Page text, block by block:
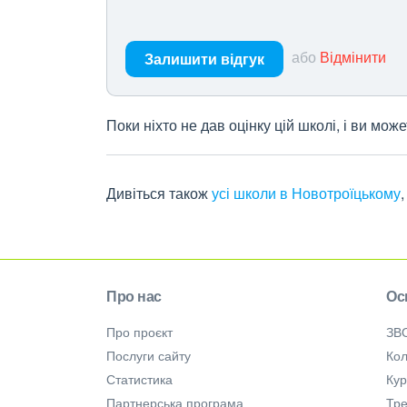
Залишити відгук або Відмінити
Поки ніхто не дав оцінку цій школі, і ви
Дивіться такожусі школи в Новотроїцькому,
Про нас
Про проєкт
Послуги сайту
Статистика
Партнерська програма